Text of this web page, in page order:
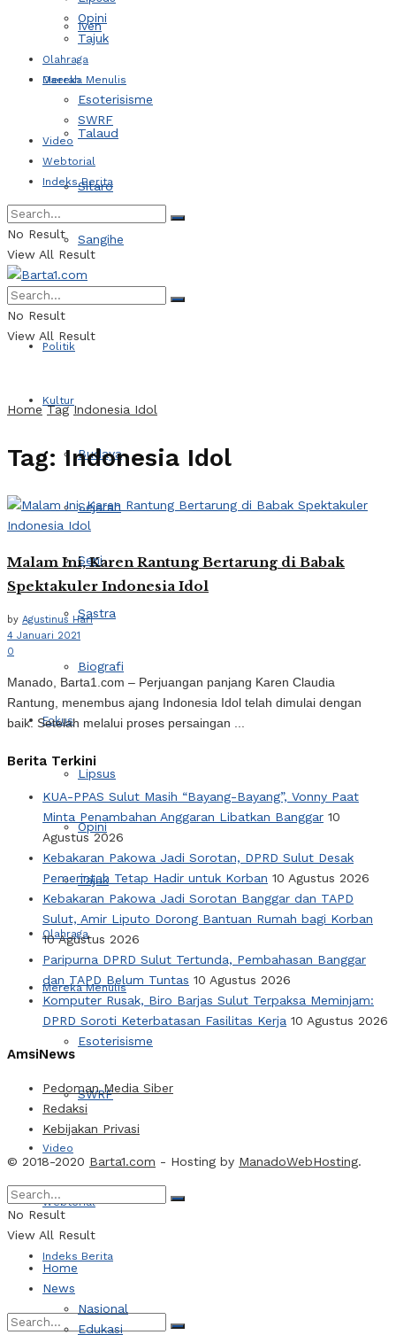
Iven
Daerah
Talaud
Sitaro
Sangihe
Politik
Kultur
Budaya
Sejarah
Seni
Sastra
Biografi
Fokus
Lipsus
Opini
Tajuk
Olahraga
Mereka Menulis
Esoterisisme
SWRF
Video
Webtorial
Indeks Berita
Opini
Tajuk
Olahraga
Mereka Menulis
Esoterisisme
SWRF
Video
Webtorial
Indeks Berita
No Result
View All Result
No Result
View All Result
Home Tag Indonesia Idol
Tag:Indonesia Idol
Malam Ini, Karen Rantung Bertarung di Babak
Spektakuler Indonesia Idol
by Agustinus Hari
4 Januari 2021
0
Manado, Barta1.com – Perjuangan panjang Karen Claudia
Rantung, menembus ajang Indonesia Idol telah dimulai dengan
baik. Setelah melalui proses persaingan ...
Berita Terkini
KUA-PPAS Sulut Masih “Bayang-Bayang”, Vonny Paat
Minta Penambahan Anggaran Libatkan Banggar 10
Agustus 2026
Kebakaran Pakowa Jadi Sorotan, DPRD Sulut Desak
Pemerintah Tetap Hadir untuk Korban 10 Agustus 2026
Kebakaran Pakowa Jadi Sorotan Banggar dan TAPD
Sulut, Amir Liputo Dorong Bantuan Rumah bagi Korban
10 Agustus 2026
Paripurna DPRD Sulut Tertunda, Pembahasan Banggar
dan TAPD Belum Tuntas 10 Agustus 2026
Komputer Rusak, Biro Barjas Sulut Terpaksa Meminjam:
DPRD Soroti Keterbatasan Fasilitas Kerja 10 Agustus 2026
AmsiNews
Pedoman Media Siber
Redaksi
Kebijakan Privasi
© 2018-2020 Barta1.com - Hosting by ManadoWebHosting.
No Result
View All Result
Home
News
Nasional
Edukasi